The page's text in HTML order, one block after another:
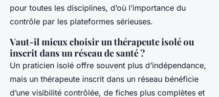
pour toutes les disciplines, d’où l’importance du
contrôle par les plateformes sérieuses.
Vaut-il mieux choisir un thérapeute isolé ou
inscrit dans un réseau de santé ?
Un praticien isolé offre souvent plus d’indépendance,
mais un thérapeute inscrit dans un réseau bénéficie
d’une visibilité contrôlée, de fiches plus complètes et